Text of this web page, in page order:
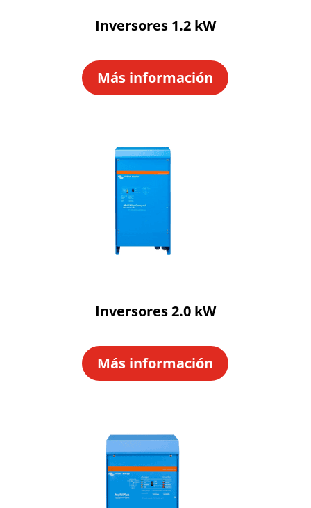
Inversores 1.2 kW
Más información
Inversores 2.0 kW
Más información